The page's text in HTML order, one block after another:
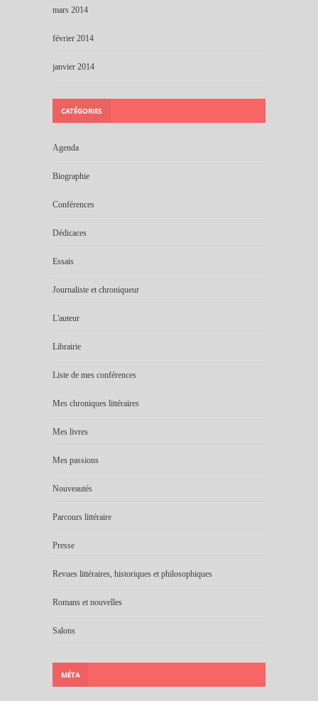
mars 2014
février 2014
janvier 2014
CATÉGORIES
Agenda
Biographie
Conférences
Dédicaces
Essais
Journaliste et chroniqueur
L'auteur
Librairie
Liste de mes conférences
Mes chroniques littéraires
Mes livres
Mes passions
Nouveautés
Parcours littéraire
Presse
Revues littéraires, historiques et philosophiques
Romans et nouvelles
Salons
MÉTA